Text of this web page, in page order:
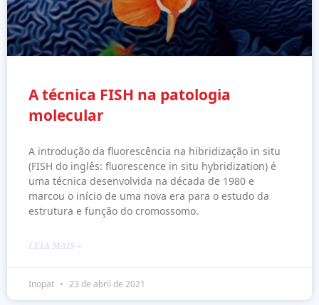
A técnica FISH na patologia
molecular
A introdução da fluorescência na hibridização in situ
(FISH do inglês: fluorescence in situ hybridization) é
uma técnica desenvolvida na década de 1980 e
marcou o início de uma nova era para o estudo da
estrutura e função do cromossomo.
LEIA MAIS »
Inopat 23 de abril de 2021